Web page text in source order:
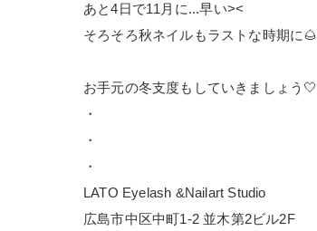
あと4日で11月に...早い><
そろそろ秋ネイルもラストな時期に🌰
お手元の冬支度もしていきましょう🤍
・
・
・
LATO Eyelash &Nailart Studio
広島市中区中町1-2 並木第2ビル2F